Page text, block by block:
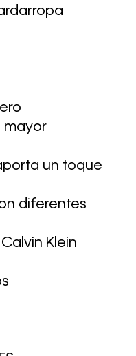
mayor
un toque
diferentes
Klein